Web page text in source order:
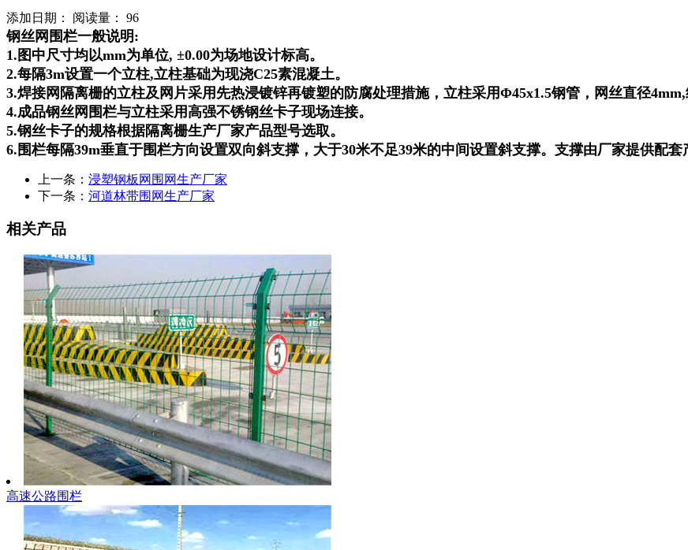
添加日期： 阅读量： 96
钢丝网围栏一般说明:
1.图中尺寸均以mm为单位, ±0.00为场地设计标高。
2.每隔3m设置一个立柱,立柱基础为现浇C25素混凝土。
3.焊接网隔离栅的立柱及网片采用先热浸镀锌再镀塑的防腐处理措施，立柱采用Φ45x1.5钢管，网丝直径4mm,
4.成品钢丝网围栏与立柱采用高强不锈钢丝卡子现场连接。
5.钢丝卡子的规格根据隔离栅生产厂家产品型号选取。
6.围栏每隔39m垂直于围栏方向设置双向斜支撑，大于30米不足39米的中间设置斜支撑。支撑由厂家提供配套
上一条： 浸塑钢板网围网生产厂家
下一条： 河道林带围网生产厂家
相关产品
高速公路围栏